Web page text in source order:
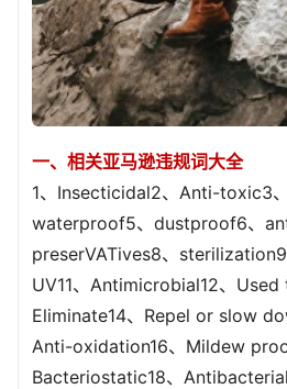
一、相关亚马逊违规词大全
1、Insecticidal2、Anti-toxic3
waterproof5、dustproof6、
preserVATives8、sterilization9
UV11、Antimicrobial12、Used
Eliminate14、Repel or slow
Anti-oxidation16、Mildew
Bacteriostatic18、